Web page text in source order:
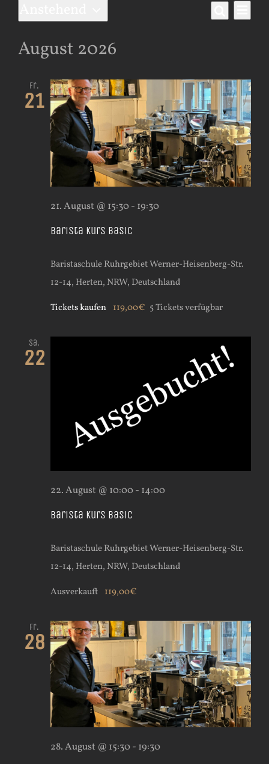
Veranstaltungen
und
Suche
Liste
Datum
wählen.
August 2026
Fr.
21
Barista Kurs Basic
21. August @ 15:30- 19:30
Baristaschule RuhrgebietWerner-Heisenberg-Str.
12-14, Herten, NRW, Deutschland
Tickets kaufen 119,00€ 5 Tickets verfügbar
Sa.
22
Barista Kurs Basic
22. August @ 10:00- 14:00
Baristaschule RuhrgebietWerner-Heisenberg-Str.
12-14, Herten, NRW, Deutschland
Ausverkauft 119,00€
Fr.
28
28. August @ 15:30- 19:30